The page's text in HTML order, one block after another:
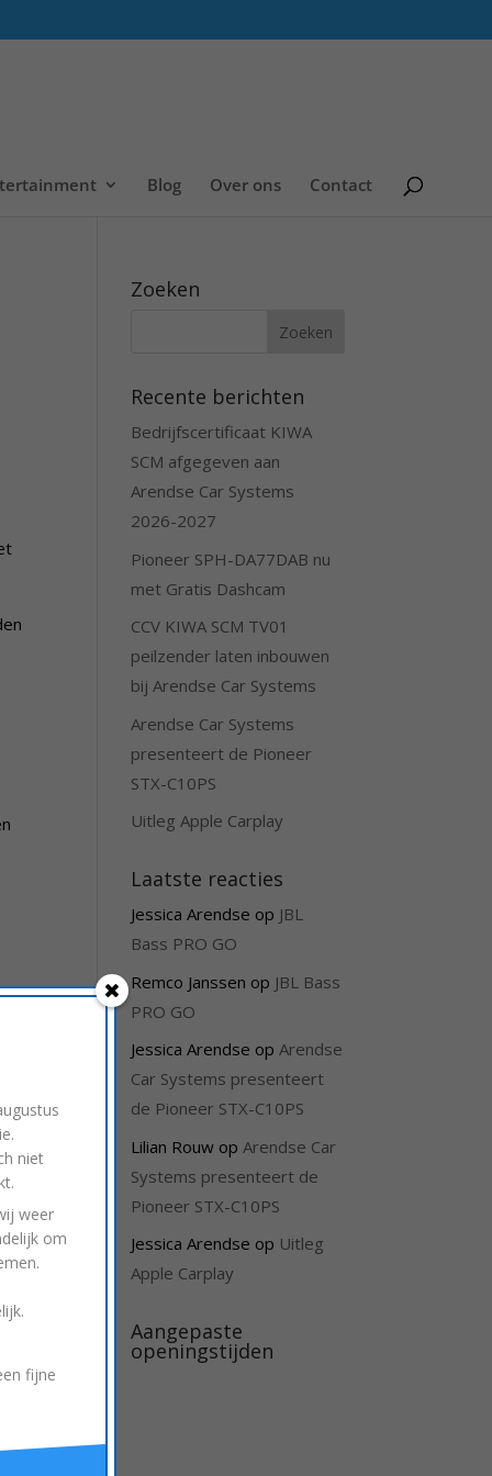
Blog Over ons Contact
Zoeken
Recente berichten
Bedrijfscertificaat KIWA
SCM afgegeven aan
Arendse Car Systems
2026-2027
Pioneer SPH-DA77DAB nu
met Gratis Dashcam
CCV KIWA SCM TV01
peilzender laten inbouwen
bij Arendse Car Systems
Arendse Car Systems
presenteert de Pioneer
STX-C10PS
Uitleg Apple Carplay
Laatste reacties
Jessica Arendse op JBL
Bass PRO GO
Remco Janssen op JBL Bass
PRO GO
Jessica Arendse opArendse
Car Systems presenteert
de Pioneer STX-C10PS
Lilian Rouw op Arendse Car
Systems presenteert de
Pioneer STX-C10PS
Jessica Arendse op Uitleg
Apple Carplay
Aangepaste
openingstijden
niet
weer
om
fijne